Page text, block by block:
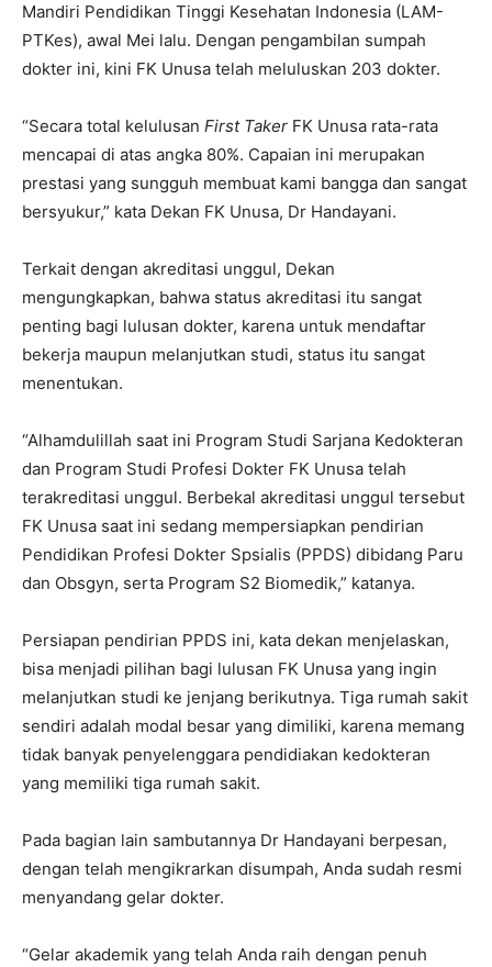
Mandiri Pendidikan Tinggi Kesehatan Indonesia (LAM-
PTKes), awal Mei lalu. Dengan pengambilan sumpah
dokter ini, kini FK Unusa telah meluluskan 203 dokter.
“Secara total kelulusan First Taker FK Unusa rata-rata
mencapai di atas angka 80%. Capaian ini merupakan
prestasi yang sungguh membuat kami bangga dan sangat
bersyukur,” kata Dekan FK Unusa, Dr Handayani.
Terkait dengan akreditasi unggul, Dekan
mengungkapkan, bahwa status akreditasi itu sangat
penting bagi lulusan dokter, karena untuk mendaftar
bekerja maupun melanjutkan studi, status itu sangat
menentukan.
“Alhamdulillah saat ini Program Studi Sarjana Kedokteran
dan Program Studi Profesi Dokter FK Unusa telah
terakreditasi unggul. Berbekal akreditasi unggul tersebut
FK Unusa saat ini sedang mempersiapkan pendirian
Pendidikan Profesi Dokter Spsialis (PPDS) dibidang Paru
dan Obsgyn, serta Program S2 Biomedik,” katanya.
Persiapan pendirian PPDS ini, kata dekan menjelaskan,
bisa menjadi pilihan bagi lulusan FK Unusa yang ingin
melanjutkan studi ke jenjang berikutnya. Tiga rumah sakit
sendiri adalah modal besar yang dimiliki, karena memang
tidak banyak penyelenggara pendidiakan kedokteran
yang memiliki tiga rumah sakit.
Pada bagian lain sambutannya Dr Handayani berpesan,
dengan telah mengikrarkan disumpah, Anda sudah resmi
menyandang gelar dokter.
“Gelar akademik yang telah Anda raih dengan penuh